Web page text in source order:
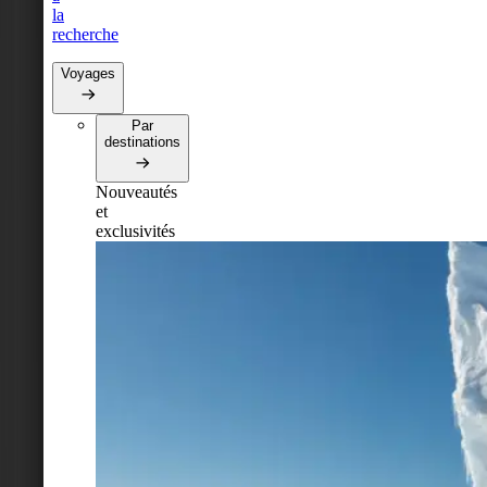
la
recherche
Voyages
Par
destinations
Nouveautés
et
exclusivités